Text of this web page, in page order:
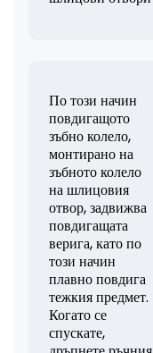
По този начин
повдигащото
зъбно колело,
монтирано на
зъбното колело
на шлицовия
отвор, задвижва
повдигащата
верига, като по
този начин
плавно повдига
тежкия предмет.
Когато се
спускате,